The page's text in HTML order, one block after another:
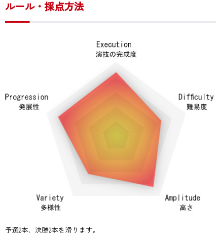
ルール・採点方法
予選2本、決勝2本を滑ります。